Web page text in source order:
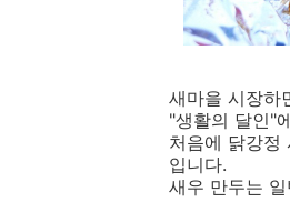
새마을 시장하
"생활의 달인"
처음에 닭강정
입니다.
새우 만두는